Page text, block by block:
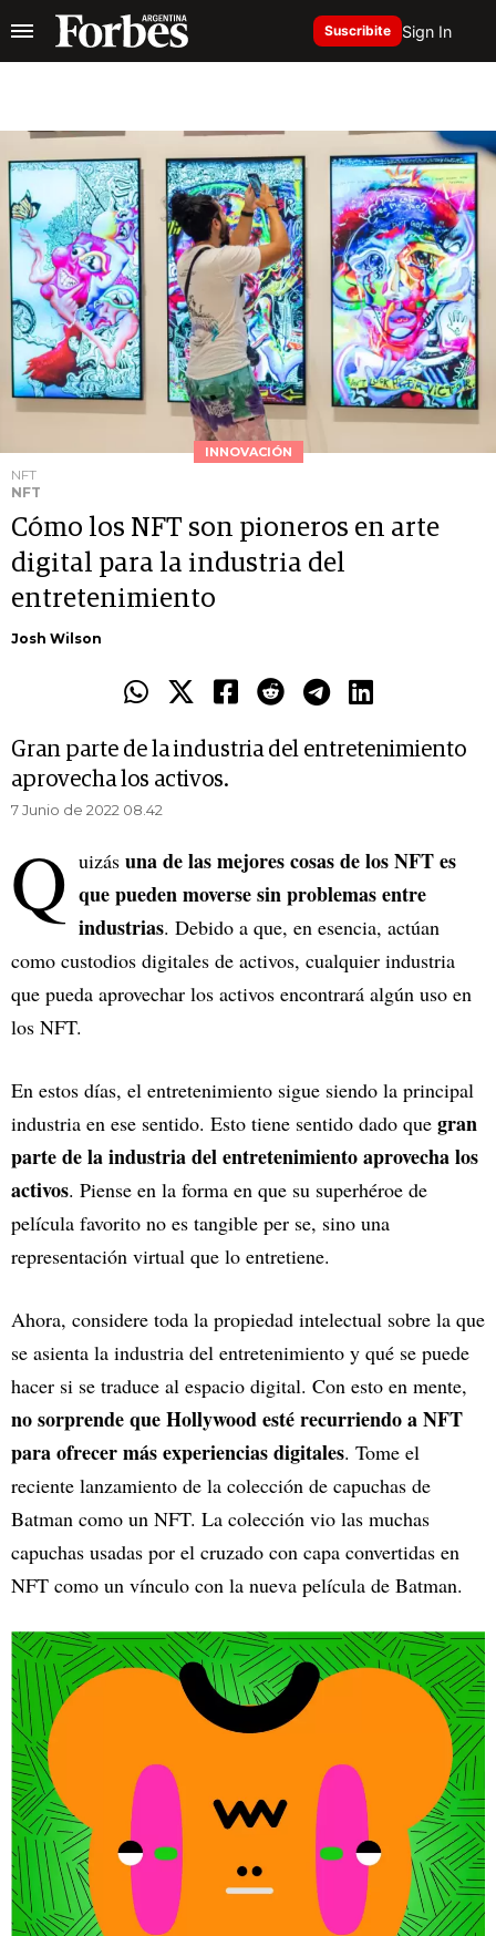
Suscribite Sign In
INNOVACIÓN
NFT
NFT
Cómo los NFT son pioneros en arte
digital para la industria del
entretenimiento
Josh Wilson
Gran parte de la industria del entretenimiento
aprovecha los activos.
7 Junio de 2022 08.42
Q uizás una de las mejores cosas de los NFT es
que pueden moverse sin problemas entre
industrias. Debido a que, en esencia, actúan
como custodios digitales de activos, cualquier industria
que pueda aprovechar los activos encontrará algún uso en
los NFT.
En estos días, el entretenimiento sigue siendo la principal
industria en ese sentido. Esto tiene sentido dado que gran
parte de la industria del entretenimiento aprovecha los
activos. Piense en la forma en que su superhéroe de
película favorito no es tangible per se, sino una
representación virtual que lo entretiene.
Ahora, considere toda la propiedad intelectual sobre la que
se asienta la industria del entretenimiento y qué se puede
hacer si se traduce al espacio digital. Con esto en mente,
no sorprende que Hollywood esté recurriendo a NFT
para ofrecer más experiencias digitales. Tome el
reciente lanzamiento de la colección de capuchas de
Batman como un NFT. La colección vio las muchas
capuchas usadas por el cruzado con capa convertidas en
NFT como un vínculo con la nueva película de Batman.